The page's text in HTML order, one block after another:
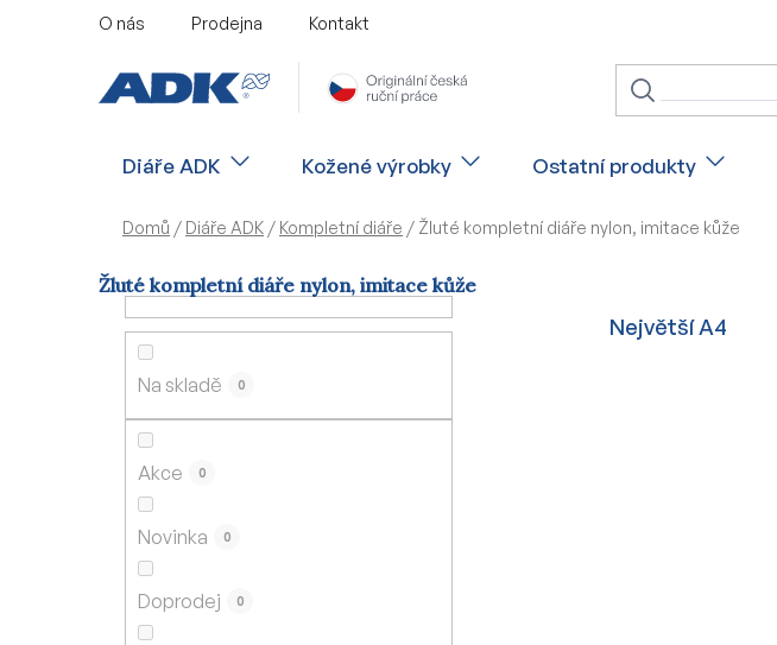
O nás Prodejna Kontakt
Diáře ADK Kožené výrobky Ostatní produkty
Domů / Diáře ADK / Kompletní diáře / Žluté kompletní diáře nylon, imitace kůže
Žluté kompletní diáře nylon, imitace kůže
Na skladě 0
Akce 0
Novinka 0
Doprodej 0
Největší A4